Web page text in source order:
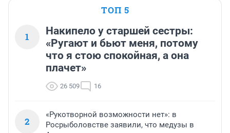
ТОП 5
1
Накипело у старшей сестры:
«Ругают и бьют меня, потому
что я стою спокойная, а она
плачет»
26 509 16
2
«Рукотворной возможности нет»: в
Росрыболовстве заявили, что медузы в